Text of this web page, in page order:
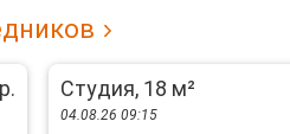
Студия, 18 м²
04.08.26 09:15